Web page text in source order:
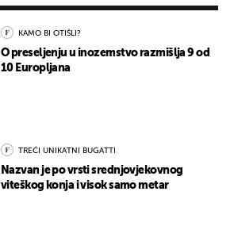
KAMO BI OTIŠLI?
O preseljenju u inozemstvo razmišlja 9 od
10 Europljana
TREĆI UNIKATNI BUGATTI
Nazvan je po vrsti srednjovjekovnog
viteškog konja i visok samo metar